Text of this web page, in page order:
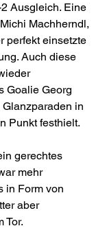
Ausgleich. Eine
Machherndl,
perfekt einsetzte
Auch diese
Goalie Georg
in
Punkt festhielt.
gerechtes
mehr
in Form von
aber
Tor.